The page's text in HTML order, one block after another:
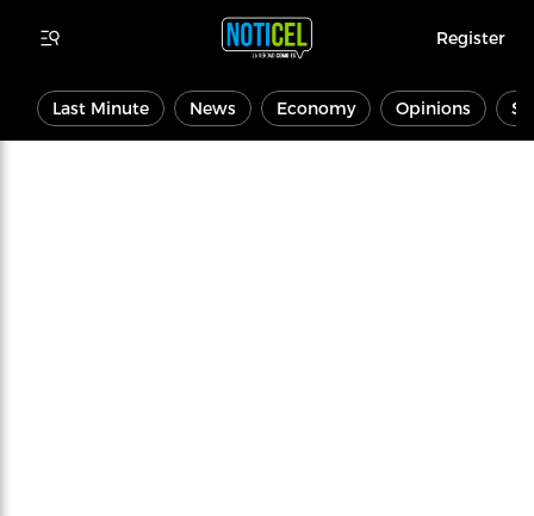
Register
Last Minute News Economy Opinions